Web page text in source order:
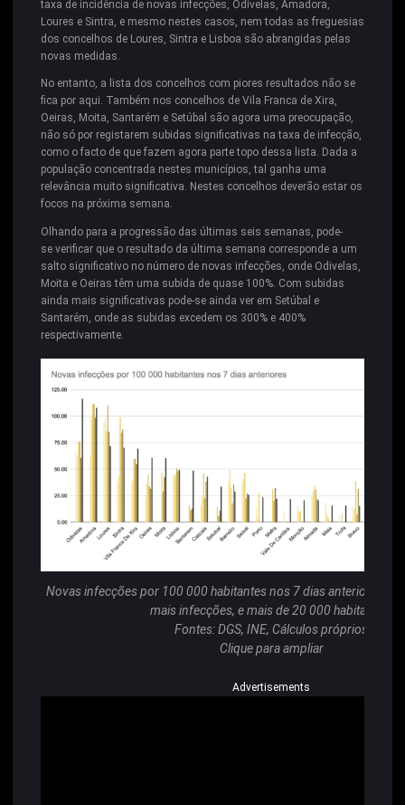
taxa de incidência de novas infecções, Odivelas, Amadora,
Loures e Sintra, e mesmo nestes casos, nem todas as freguesias
dos concelhos de Loures, Sintra e Lisboa são abrangidas pelas
novas medidas.
No entanto, a lista dos concelhos com piores resultados não se
fica por aqui. Também nos concelhos de Vila Franca de Xira,
Oeiras, Moita, Santarém e Setúbal são agora uma preocupação,
não só por registarem subidas significativas na taxa de infecção,
como o facto de que fazem agora parte topo dessa lista. Dada a
população concentrada nestes municípios, tal ganha uma
relevância muito significativa. Nestes concelhos deverão estar os
focos na próxima semana.
Olhando para a progressão das últimas seis semanas, pode-
se verificar que o resultado da última semana corresponde a um
salto significativo no número de novas infecções, onde Odivelas,
Moita e Oeiras têm uma subida de quase 100%. Com subidas
ainda mais significativas pode-se ainda ver em Setúbal e
Santarém, onde as subidas excedem os 300% e 400%
respectivamente.
Novas infecções por 100 000 habitantes nos 7 dias anteriores
mais infecções, e mais de 20 000 habitantes.
Fontes: DGS, INE, Cálculos próprios
Clique para ampliar
Advertisements